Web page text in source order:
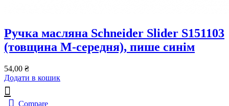
Ручка масляна Schneider Slider S151103
(товщина M-середня), пише синім
54,00 ₴
Додати в кошик
Compare